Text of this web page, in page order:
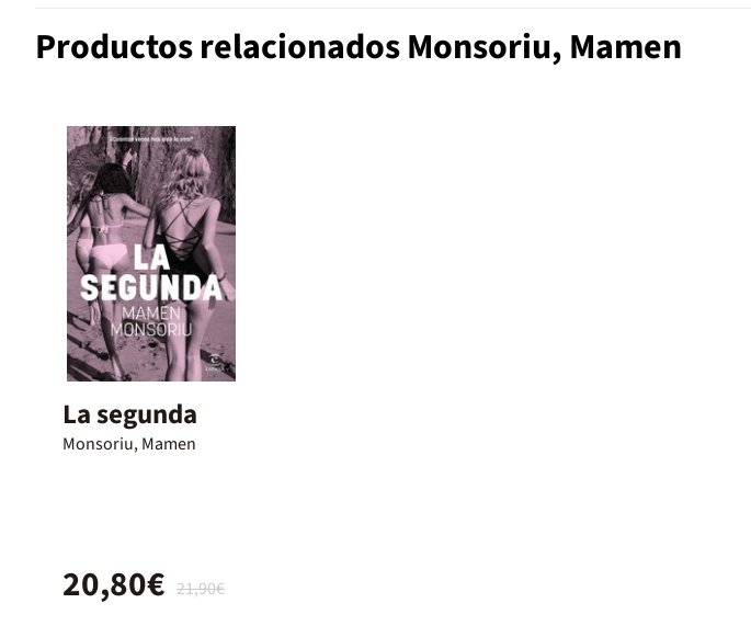
Productos relacionados Monsoriu, Mamen
La segunda
Monsoriu, Mamen
21,90€
20,80€